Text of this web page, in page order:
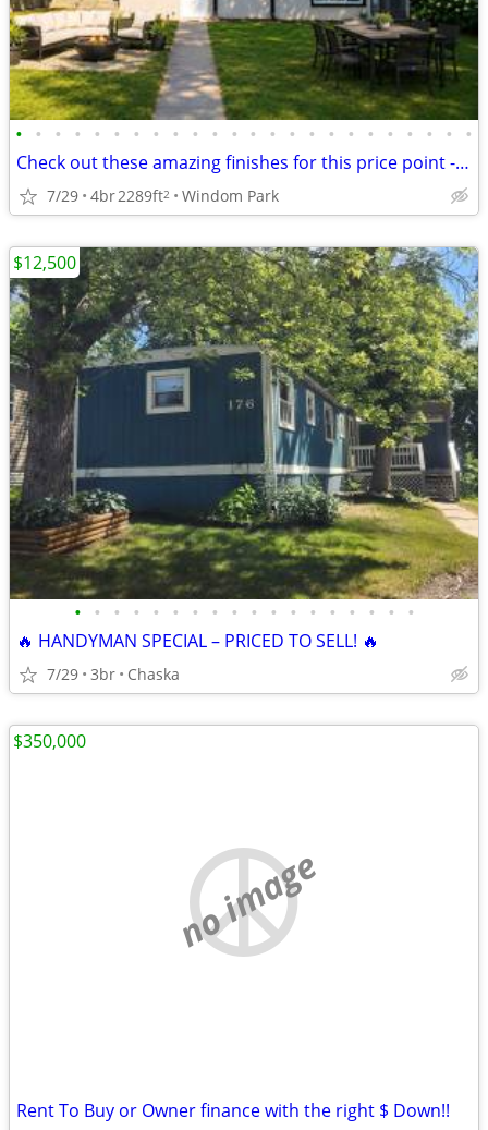
• • • • • • • • • • • • • • • • • • • • • • • •
Check out these amazing finishes for this price point - Unbeatable!
7/29 4br2289ft2 Windom Park
• • • • • • • • • • • • • • • • • •
🔥 HANDYMAN SPECIAL – PRICED TO SELL! 🔥
7/29 3br Chaska
$12,500
no image
Rent To Buy or Owner finance with the right $ Down!!
$350,000